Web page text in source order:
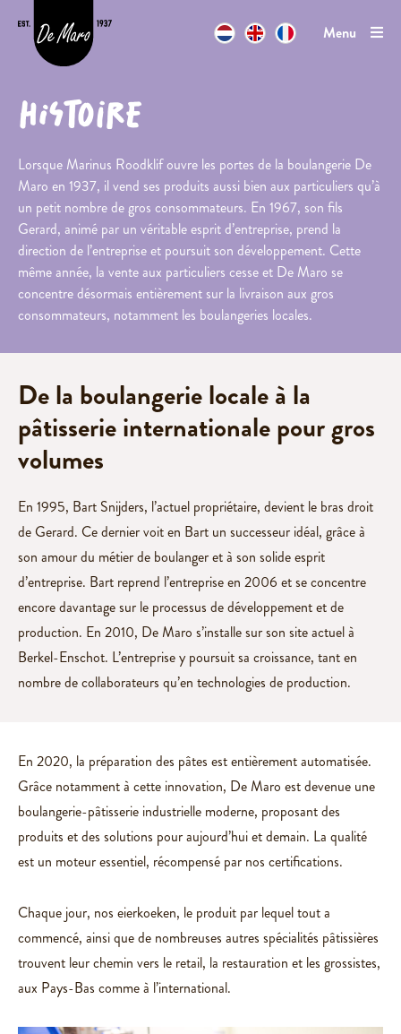
Menu
Bake-
Pâtes et
Cookie
pucks
Cookie
rolls
Vegan
Cookies
vegan
en
plaque
Appareil
aux
légumes
Muffins
salés
À
propos
Histoire
Équipe
Spécialiste
du sur-
mesure
Nos
clients
Contact
Histoire
Lorsque Marinus Roodklif ouvre les portes de la boulangerie De
Maro en 1937, il vend ses produits aussi bien aux particuliers qu’à
un petit nombre de gros consommateurs. En 1967, son fils
Gerard, animé par un véritable esprit d’entreprise, prend la
direction de l’entreprise et poursuit son développement. Cette
même année, la vente aux particuliers cesse et De Maro se
concentre désormais entièrement sur la livraison aux gros
consommateurs, notamment les boulangeries locales.
De la boulangerie locale à la
pâtisserie internationale pour gros
volumes
En 1995, Bart Snijders, l’actuel propriétaire, devient le bras droit
de Gerard. Ce dernier voit en Bart un successeur idéal, grâce à
son amour du métier de boulanger et à son solide esprit
d’entreprise. Bart reprend l’entreprise en 2006 et se concentre
encore davantage sur le processus de développement et de
production. En 2010, De Maro s’installe sur son site actuel à
Berkel-Enschot. L’entreprise y poursuit sa croissance, tant en
nombre de collaborateurs qu’en technologies de production.
En 2020, la préparation des pâtes est entièrement automatisée.
Grâce notamment à cette innovation, De Maro est devenue une
boulangerie-pâtisserie industrielle moderne, proposant des
produits et des solutions pour aujourd’hui et demain. La qualité
est un moteur essentiel, récompensé par nos certifications.
Chaque jour, nos eierkoeken, le produit par lequel tout a
commencé, ainsi que de nombreuses autres spécialités pâtissières
trouvent leur chemin vers le retail, la restauration et les grossistes,
aux Pays-Bas comme à l’international.